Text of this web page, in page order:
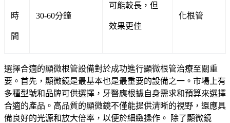
時
間
30-60分鐘
可能較長，但
效果更佳
化根管
選擇合適的顯微根管設備對於成功進行顯微根管治療至關重
要。首先，顯微鏡是最基本也是最重要的設備之一。市場上有
多種型號和品牌可供選擇，牙醫應根據自身需求和預算來選擇
合適的產品。高品質的顯微鏡不僅能提供清晰的視野，還應具
備良好的光源和放大倍率，以便於細緻操作。 除了顯微鏡